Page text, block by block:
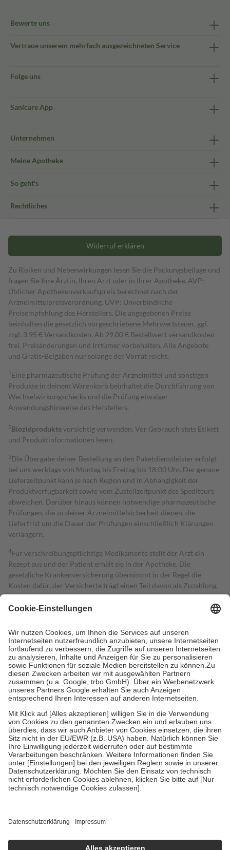
Bewerte uns
Vertraue unserem mehrfach ausgezeichneten Service
Folge uns
Sanicare App
Unternehmen
Meine Apotheke
So geht's
Rechtliches
Widerruf erklären
Zu Risiken und Nebenwirkungen lesen Sie die Packungsbeilage und
fragen Sie Ihre Ärztin, Ihren Arzt oder in Ihrer Apotheke. AVP:
Üblicher Apothekenverkaufspreis berechnet nach der
Arzneimittelpreisverordnung. UVP: Unverbindliche
Preisempfehlung des Herstellers. Die angegebenen Preise
beinhalten die gesetzlich vorgeschriebene Mehrwertsteuer, ggf.
zzgl. 3,95 € Versandkosten. Ab 29,00 € Bestell­wert versand­kosten­
frei. Preisänderungen und Irrtümer vorbehalten. Alle Angebote
und Gratis-Beigaben nur solange der Vorrat reicht.
1 Eine pharmazeutische Prüfung der Arzneimittel und sonstigen
Produkte in deinem Warenkorb beinhaltet die Durchführung von
Wechselwirkungschecks und die Prüfung etwaiger
Anwendungshinweise des Herstellers.
2Biozidproduktevorsichtig verwenden. Vor Gebrauch stets Etikett
und Produktinformationen lesen.
3Die Übergabe deiner Bestellung an den Paketdienstleister erfolgt
bei uns werktags von Montag bis Freitag bis 18:00 Uhr. Der genaue
Lieferzeitpunkt kann je nach Region und in Abhängigkeit der
Produktverfügbarkeit sowie vom Zustellzeitpunkt des Spediteurs
abweichen. Darüber hinaus können notwendige pharmazeutische
Prüfungen, die zu deiner Arzneimittelsicherheit dienen, die
Lieferfrist um die Dauer der Prüfungen einschließlich Klärungen
verlängern.
4Für verschreibungspflichtige Medikamente stellt der Arzt ein
Rezept aus und der Patient erhält sie in der Apotheke. Die
gesetzliche Krankenversicherung übernimmt in der Regel die
Kosten dafür, der Versicherte trägt einen Teil davon als Zuzahlung
mit.
Grundsätzlich leisten Mitglieder Zuzahlungen in Höhe von zehn
höchstens zehn Euro.
Es sind jedoch nie mehr als die tatsächlichen
Kosten der Leistung zu entrichten.
Diese Regeln gelten grundsätzlich auch für Online-Apotheken.
Bei Heilmitteln und häuslicher Krankenpflege beträgt die
Zuzahlung zehn Prozent der Kosten sowie zehn Euro je
Verordnung.
Um das Engagement der Versicherten für ihre eigene Gesundheit zu
stärken und die besondere Stellung der Familie zu unterstützen,
fallenkeine Zuzahlungenan bei:
• Kindern und Jugendlichen bis zum vollendeten 18. Lebensjahr
mit Ausnahme der Fahrkosten
• Untersuchungen zur Vorsorge und Früherkennung, die von der
GKV getragen werden
• empfohlenen Schutzimpfungen
• Harn- und Blutteststreifen
getroffen, um sicherzustellen, dass es sich um echte Bewertungen
https://help.etrusted.com/hc/de/articles/4419944605341